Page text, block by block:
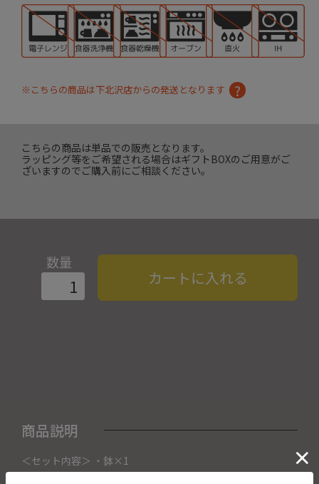
※こちらの商品は下北沢店からの発送となります
こちらの商品は単品での販売となります。
ラッピング等をご希望される場合はギフトBOXのご用意がご
ざいますのでご購入前にご相談ください。
数量
カートに入れる
商品説明
＜セット内容＞ ・鉢×1
こちらの商品は織部下北沢店にて展示販売中の作品になりま